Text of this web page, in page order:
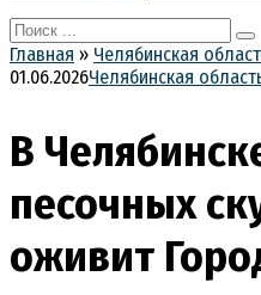
Search
for:
Главная » Челябинская
01.06.2026Челябинская
В
песочных
оживит